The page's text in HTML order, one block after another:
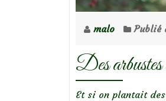
malo Publié
Des arbustes
Et si on plantait des